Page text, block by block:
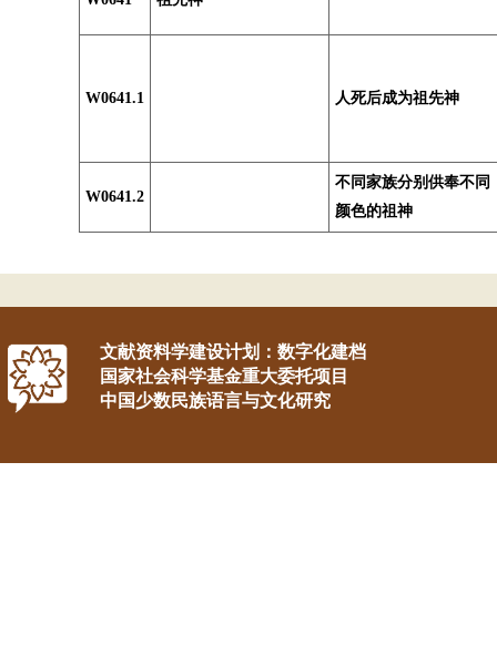
W0641.1 人死后成为祖先神
W0641.2
不同家族分别供奉不同
颜色的祖神
文献资料学建设计划：数字化建档
国家社会科学基金重大委托项目
中国少数民族语言与文化研究